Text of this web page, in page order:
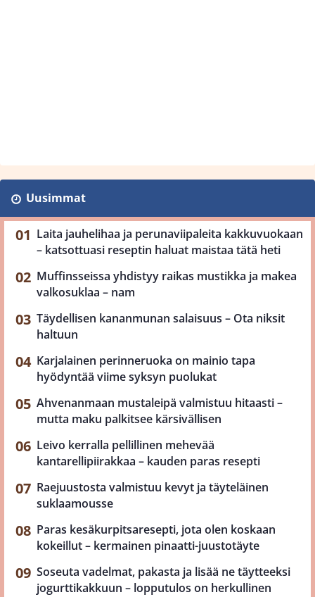
Uusimmat
Laita jauhelihaa ja perunaviipaleita kakkuvuokaan
– katsottuasi reseptin haluat maistaa tätä heti
Muffinsseissa yhdistyy raikas mustikka ja makea
valkosuklaa – nam
Täydellisen kananmunan salaisuus – Ota niksit
haltuun
Karjalainen perinneruoka on mainio tapa
hyödyntää viime syksyn puolukat
Ahvenanmaan mustaleipä valmistuu hitaasti –
mutta maku palkitsee kärsivällisen
Leivo kerralla pellillinen mehevää
kantarellipiirakkaa – kauden paras resepti
Raejuustosta valmistuu kevyt ja täyteläinen
suklaamousse
Paras kesäkurpitsaresepti, jota olen koskaan
kokeillut – kermainen pinaatti-juustotäyte
Soseuta vadelmat, pakasta ja lisää ne täytteeksi
jogurttikakkuun – lopputulos on herkullinen